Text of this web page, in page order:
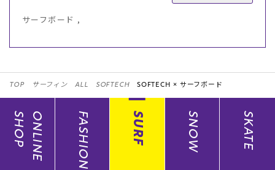
サーフボード ,
TOP サーフィン ALL SOFTECH SOFTECH × サーフボード
ONLINE
SHOP FASHION SURF SNOW SKATE